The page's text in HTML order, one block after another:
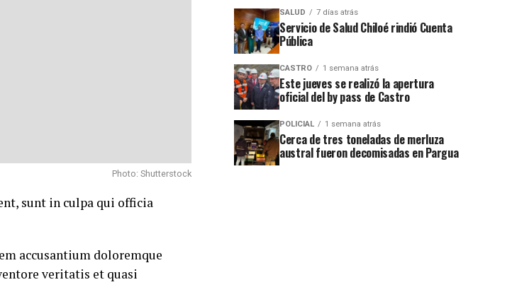
Photo: Shutterstock
sunt in culpa qui officia
accusantium doloremque
veritatis et quasi
SALUD 7 días atrás
Servicio de Salud Chiloé rindió Cuenta
Pública
CASTRO 1 semana atrás
Este jueves se realizó la apertura
oficial del by pass de Castro
POLICIAL 1 semana atrás
Cerca de tres toneladas de merluza
austral fueron decomisadas en Pargua